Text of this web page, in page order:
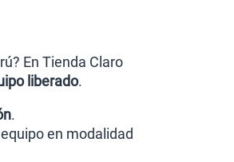
En Tienda Claro
liberado.
.
en modalidad